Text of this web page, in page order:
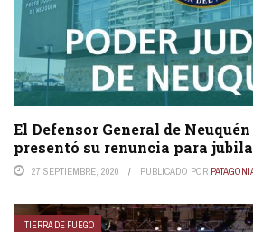
El Defensor General de
presentó su renuncia para
27 SEPTIEMBRE, 2020 PUBLICADO POR
TIERRA DE FUEGO